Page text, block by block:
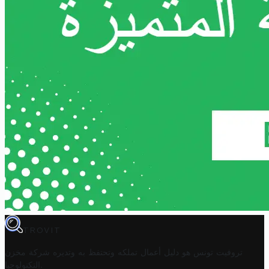
TROVIT
تروفيت تونس هو دليل أعمال تملكه وتحتفظ به وتديره
شركة مخزن
التكنولوجيا